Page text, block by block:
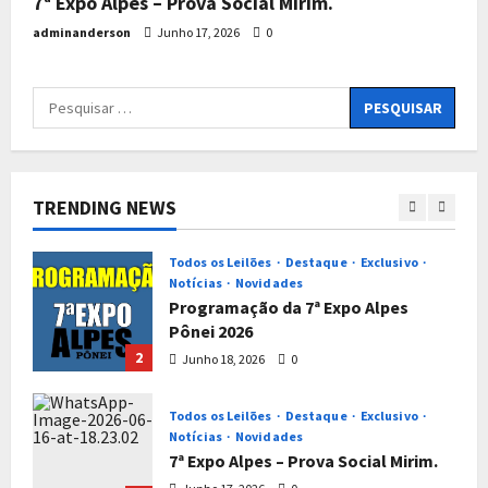
adminanderson Junho 17, 2026 0
TRENDING NEWS
Junho 4, 2026
40ª Exposição Nacional do Cavalo
1
Notícias
– IV-EXPO NACIONAL DO MINI GADO
& 1º LEILÃO PÔNEI E MINI GADO
PARAÍBA/PB
Julho 28, 2026 0
2
Todos os Leilões Destaque
Exclusivo
Notícias
Novidades
Programação da 7ª Expo Alpes
Pônei 2026
Junho 18, 2026 0
Todos os Leilões Destaque
Exclusivo
Notícias
Novidades
7ª Expo Alpes – Prova Social Mirim.